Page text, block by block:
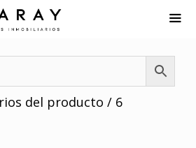
del producto / 6